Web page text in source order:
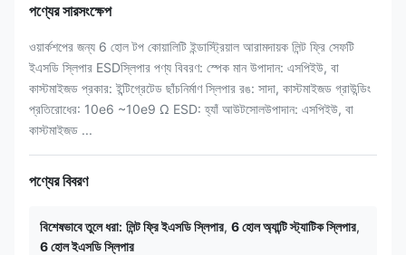
পণ্যের সারসংক্ষেপ
ওয়ার্কশপের জন্য 6 হোল টপ কোয়ালিটি ইন্ডাস্ট্রিয়াল আরামদায়ক লিন্ট ফ্রি সেফটি
ইএসডি স্লিপার ESDস্লিপার পণ্য বিবরণ: স্পেক মান উপাদান: এসপিইউ, বা
কাস্টমাইজড প্রকার: ইন্টিগ্রেটেড ছাঁচনির্মাণ স্লিপার রঙ: সাদা, কাস্টমাইজড গ্রাউন্ডিং
প্রতিরোধের: 10e6 ~10e9 Ω ESD: হ্যাঁ আউটসোলউপাদান: এসপিইউ, বা
কাস্টমাইজড ...
পণ্যের বিবরণ
বিশেষভাবে তুলে ধরা: লিন্ট ফ্রি ইএসডি স্লিপার, 6 হোল অ্যান্টি স্ট্যাটিক স্লিপার,
6 হোল ইএসডি স্লিপার